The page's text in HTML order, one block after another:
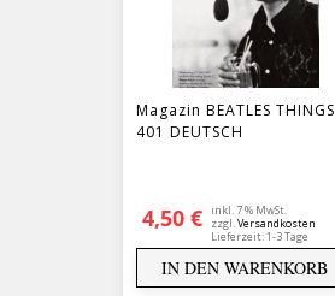
Magazin BEATLES THINGS
401 DEUTSCH
4,50 €
inkl. 7 % MwSt.
zzgl.Versandkosten
Lieferzeit:1-3 Tage
IN DEN WARENKORB